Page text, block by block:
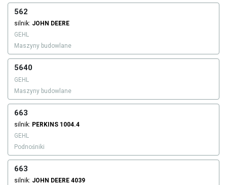
562
silnik: JOHN DEERE
GEHL
Maszyny budowlane
5640
GEHL
Maszyny budowlane
663
silnik: PERKINS 1004.4
GEHL
Podnośniki
663
silnik: JOHN DEERE 4039